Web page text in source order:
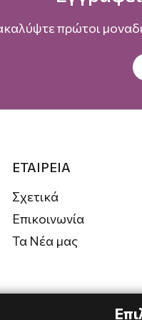
πρώτοι
ΕΤΑΙΡΕΙΑ
Σχετικά
Επικοινωνία
Τα Νέα μας